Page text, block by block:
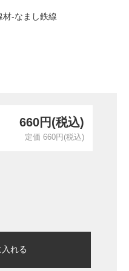
材-なまし鉄線
660円(税込)
定価 660円(税込)
れる